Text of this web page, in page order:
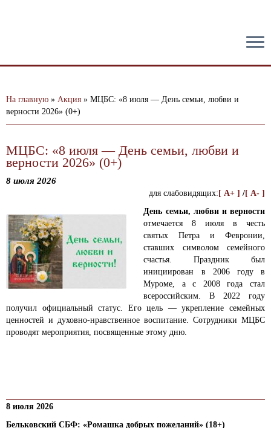
На главную » Акция » МЦБС: «8 июля — День семьи, любви и
верности 2026» (0+)
МЦБС: «8 июля — День семьи, любви и
верности 2026» (0+)
8 июля 2026
для слабовидящих: [ A+ ] /[ A- ]
День семьи, любви и верности
отмечается 8 июля в честь
святых Петра и Февронии,
ставших символом семейного
счастья. Праздник был
инициирован в 2006 году в
Муроме, а с 2008 года стал
всероссийским. В 2022 году
получил официальный статус. Его цель — укрепление семейных
ценностей и духовно-нравственное воспитание. Сотрудники МЦБС
проводят мероприятия, посвященные этому дню.
8 июля 2026
Бельковский СБФ: «Ромашка добрых пожеланий» (18+)